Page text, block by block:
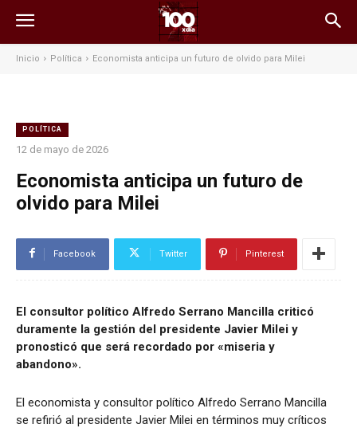
Inicio Política Economista anticipa un futuro de olvido para Milei
POLÍTICA
12 de mayo de 2026
Economista anticipa un futuro de
olvido para Milei
Facebook Twitter Pinterest
El consultor político Alfredo Serrano Mancilla criticó
duramente la gestión del presidente Javier Milei y
pronosticó que será recordado por «miseria y
abandono».
El economista y consultor político Alfredo Serrano Mancilla
se refirió al presidente Javier Milei en términos muy críticos